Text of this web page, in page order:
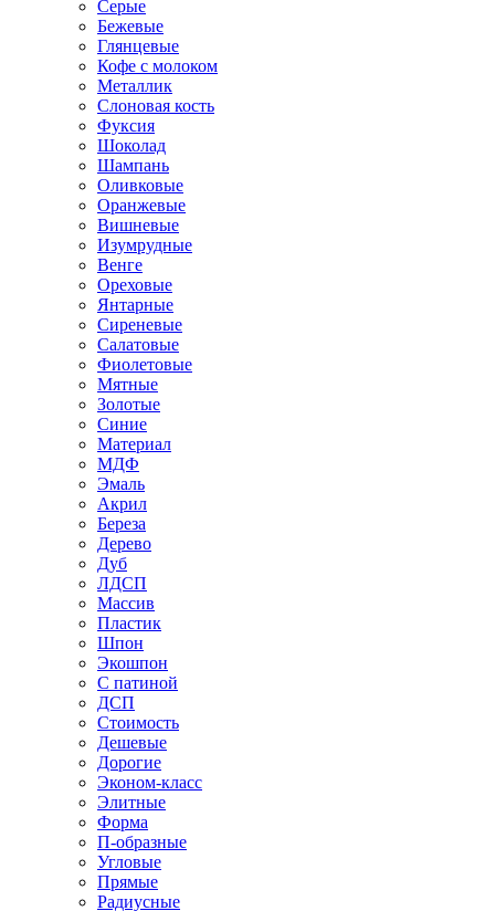
Серые
Бежевые
Глянцевые
Кофе с молоком
Металлик
Слоновая кость
Фуксия
Шоколад
Шампань
Оливковые
Оранжевые
Вишневые
Изумрудные
Венге
Ореховые
Янтарные
Сиреневые
Салатовые
Фиолетовые
Мятные
Золотые
Синие
Материал
МДФ
Эмаль
Акрил
Береза
Дерево
Дуб
ЛДСП
Массив
Пластик
Шпон
Экошпон
С патиной
ДСП
Стоимость
Дешевые
Дорогие
Эконом-класс
Элитные
Форма
П-образные
Угловые
Прямые
Радиусные